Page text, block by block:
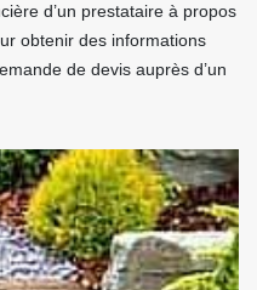
d’un prestataire à propos
obtenir des informations
de devis auprès d’un